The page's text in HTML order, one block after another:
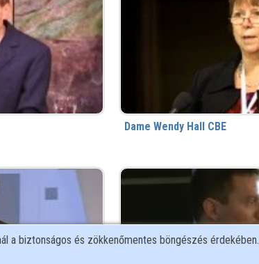
Dame Wendy Hall CBE
a biztonságos és zökkenőmentes böngészés érdekében.